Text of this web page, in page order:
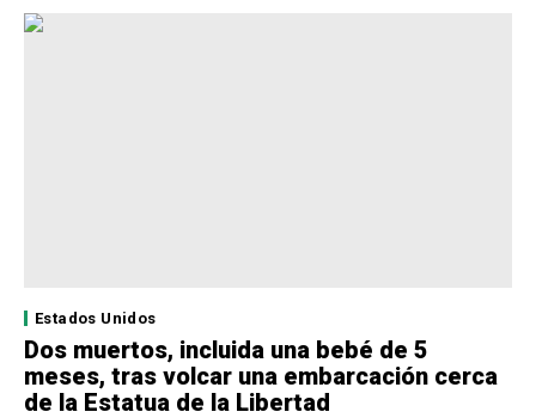
Estados Unidos
Dos muertos, incluida una bebé de 5
meses, tras volcar una embarcación cerca
de la Estatua de la Libertad